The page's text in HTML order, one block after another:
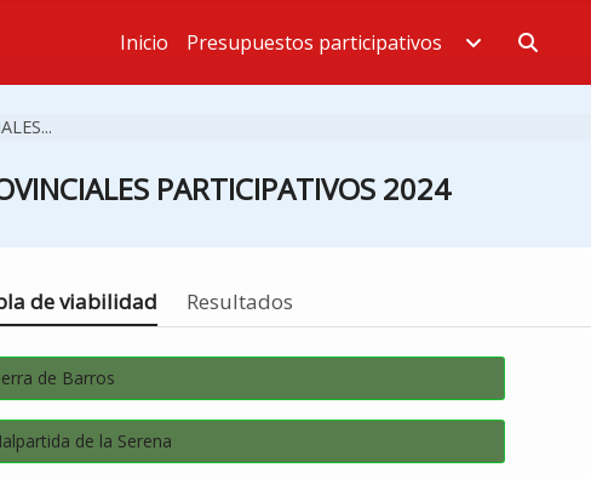
Estás en
Inicio Presupuestos participativos
PARTICIPATIVOS 2024
en
de viabilidad Resultados
de Barros
de la Serena